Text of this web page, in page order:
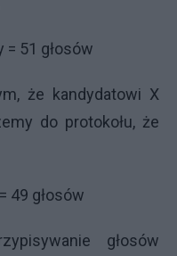
= 51 głosów
że kandydatowi X
do protokołu, że
49 głosów
głosów